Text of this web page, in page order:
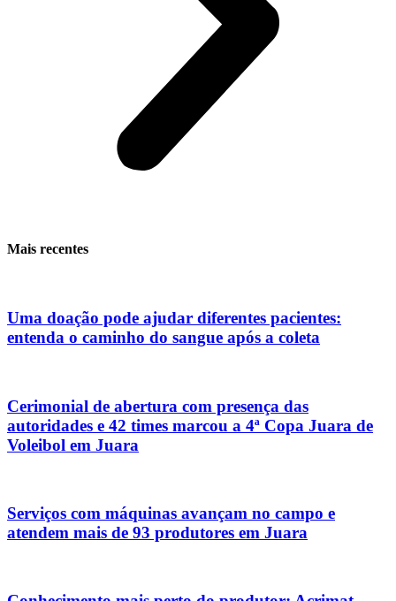
Mais recentes
Uma doação pode ajudar diferentes pacientes:
entenda o caminho do sangue após a coleta
Cerimonial de abertura com presença das
autoridades e 42 times marcou a 4ª Copa Juara de
Voleibol em Juara
Serviços com máquinas avançam no campo e
atendem mais de 93 produtores em Juara